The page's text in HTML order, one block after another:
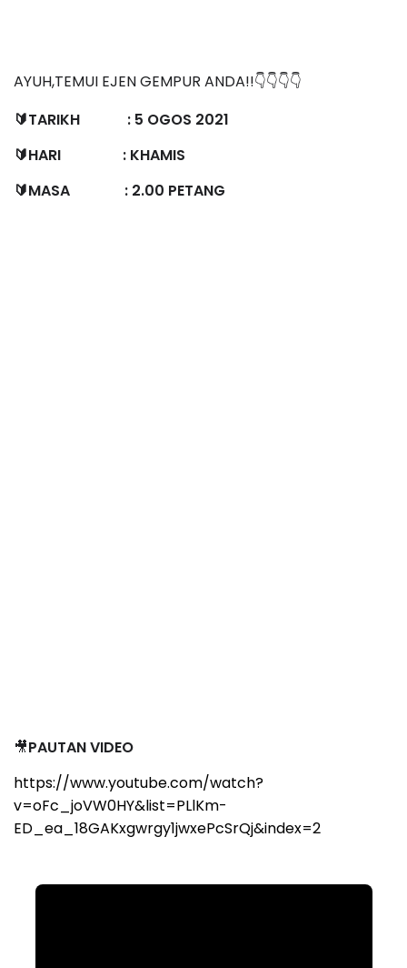
AYUH,TEMUI EJEN GEMPUR ANDA!!👇👇👇👇
🔰TARIKH : 5 OGOS 2021
🔰HARI : KHAMIS
🔰MASA : 2.00 PETANG
🎥PAUTAN VIDEO
https://www.youtube.com/watch?
v=oFc_joVW0HY&list=PLlKm-
ED_ea_18GAKxgwrgy1jwxePcSrQj&index=2